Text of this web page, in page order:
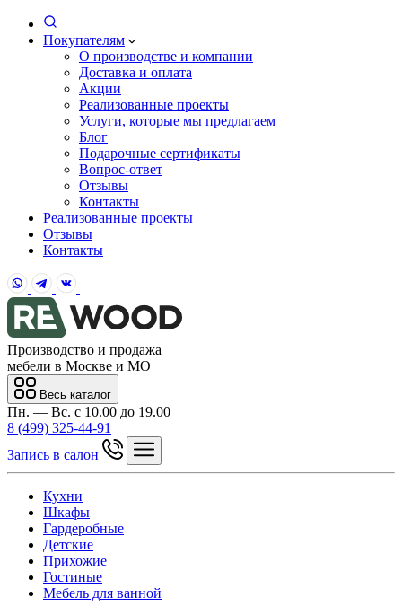
Покупателям
О производстве и компании
Доставка и оплата
Акции
Реализованные проекты
Услуги, которые мы предлагаем
Блог
Подарочные сертификаты
Вопрос-ответ
Отзывы
Контакты
Реализованные проекты
Отзывы
Контакты
Производство и продажа
мебели в Москве и МО
Весь каталог
Пн. — Вс. с 10.00 до 19.00
8 (499) 325-44-91
Запись в салон
Кухни
Шкафы
Гардеробные
Детские
Прихожие
Гостиные
Мебель для ванной